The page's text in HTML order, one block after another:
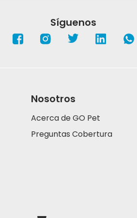
Síguenos
Nosotros
Acerca de GO Pet
Preguntas Cobertura